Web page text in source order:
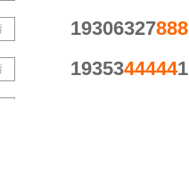
19306327888
19353444441